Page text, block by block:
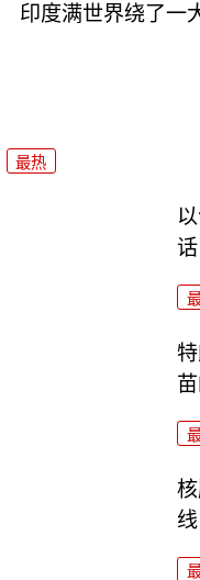
印度满世界绕了一
最热